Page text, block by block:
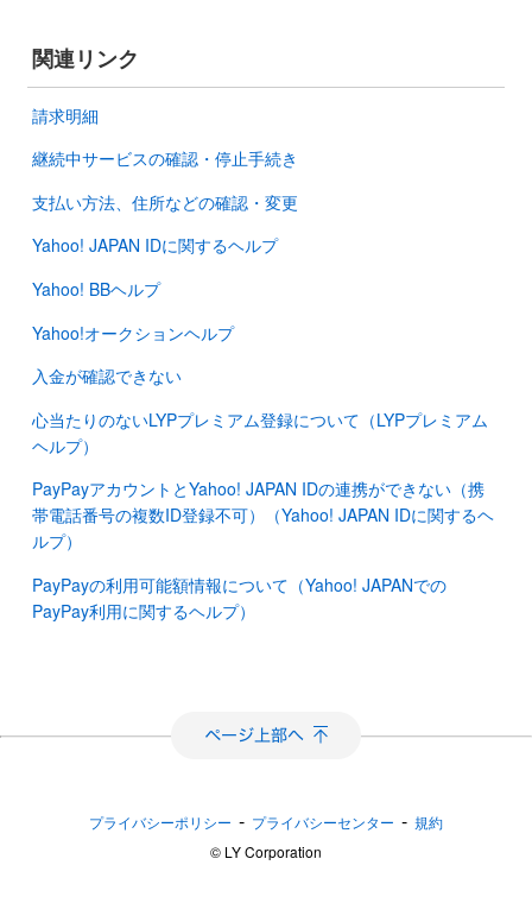
関連リンク
請求明細
継続中サービスの確認・停止手続き
支払い方法、住所などの確認・変更
Yahoo! JAPAN IDに関するヘルプ
Yahoo! BBヘルプ
Yahoo!オークションヘルプ
入金が確認できない
心当たりのないLYPプレミアム登録について（LYPプレミアム
ヘルプ）
PayPayアカウントとYahoo! JAPAN IDの連携ができない（携
帯電話番号の複数ID登録不可）（Yahoo! JAPAN IDに関するヘ
ルプ）
PayPayの利用可能額情報について（Yahoo! JAPANでの
PayPay利用に関するヘルプ）
プライバシーポリシー - プライバシーセンター - 規約
©︎ LY Corporation